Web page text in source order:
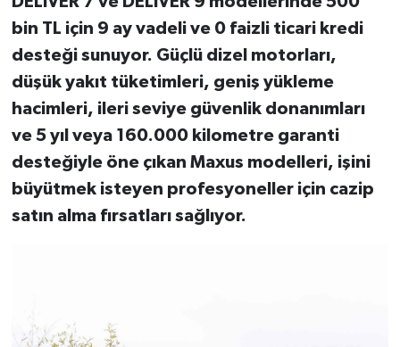
bin TL için 9 ay vadeli ve 0 faizli ticari kredi
desteği sunuyor. Güçlü dizel motorları,
düşük yakıt tüketimleri, geniş yükleme
hacimleri, ileri seviye güvenlik donanımları
ve 5 yıl veya 160.000 kilometre garanti
desteğiyle öne çıkan Maxus modelleri, işini
büyütmek isteyen profesyoneller için cazip
satın alma fırsatları sağlıyor.